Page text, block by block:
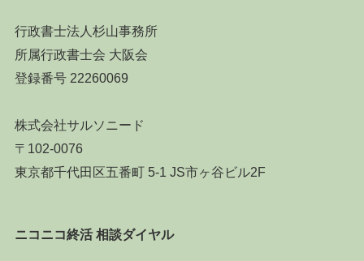
行政書士法人杉山事務所
所属行政書士会 大阪会
登録番号 22260069
株式会社サルソニード
〒102-0076
東京都千代田区五番町 5-1 JS市ヶ谷ビル2F
ニコニコ終活 相談ダイヤル